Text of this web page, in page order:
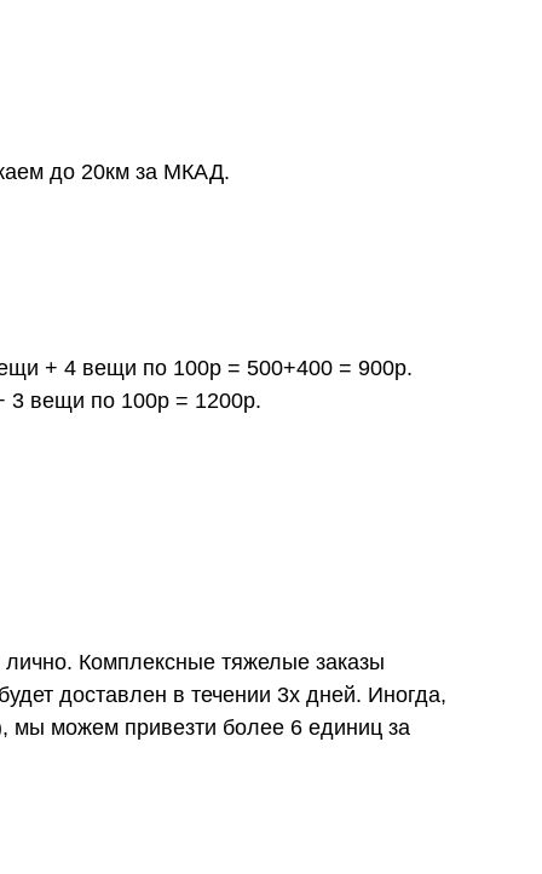
до 20км за МКАД.
+ 4 вещи по 100р = 500+400 = 900р.
3 вещи по 100р = 1200р.
Комплексные тяжелые заказы
доставлен в течении 3х дней. Иногда,
мы можем привезти более 6 единиц за